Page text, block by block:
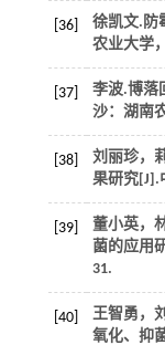
[36]
徐凯文.防
农业大学，
[37]
李波.博落
沙：湖南
[38] 刘丽珍，
果研究[J].
[39] 董小英，
菌的应用
31.
[40] 王智勇，
氧化、抑